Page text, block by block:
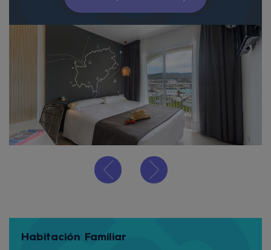
Habitación Familiar